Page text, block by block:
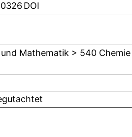
DOI
Mathematik > 540 Chemie